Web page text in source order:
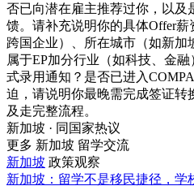
否已向潜在雇主推荐过你，以及
馈。请补充说明你的具体Offer
跨国企业）、所在城市（如新加
属于EP加分行业（如科技、金
式录用通知？是否已进入
迫，请说明你最晚需完成签证转
及走完整流程。
新加坡 · 同国家热议
更多 新加坡 留学交流
新加坡 政策观察
新加坡：留学不是移民捷径，学